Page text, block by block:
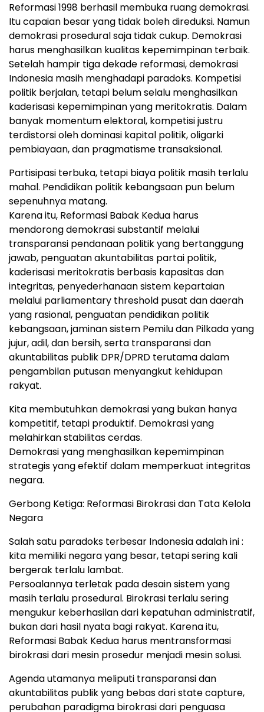
Reformasi 1998 berhasil membuka ruang demokrasi.
Itu capaian besar yang tidak boleh direduksi. Namun
demokrasi prosedural saja tidak cukup. Demokrasi
harus menghasilkan kualitas kepemimpinan terbaik.
Setelah hampir tiga dekade reformasi, demokrasi
Indonesia masih menghadapi paradoks. Kompetisi
politik berjalan, tetapi belum selalu menghasilkan
kaderisasi kepemimpinan yang meritokratis. Dalam
banyak momentum elektoral, kompetisi justru
terdistorsi oleh dominasi kapital politik, oligarki
pembiayaan, dan pragmatisme transaksional.
Partisipasi terbuka, tetapi biaya politik masih terlalu
mahal. Pendidikan politik kebangsaan pun belum
sepenuhnya matang.
Karena itu, Reformasi Babak Kedua harus
mendorong demokrasi substantif melalui
transparansi pendanaan politik yang bertanggung
jawab, penguatan akuntabilitas partai politik,
kaderisasi meritokratis berbasis kapasitas dan
integritas, penyederhanaan sistem kepartaian
melalui parliamentary threshold pusat dan daerah
yang rasional, penguatan pendidikan politik
kebangsaan, jaminan sistem Pemilu dan Pilkada yang
jujur, adil, dan bersih, serta transparansi dan
akuntabilitas publik DPR/DPRD terutama dalam
pengambilan putusan menyangkut kehidupan
rakyat.
Kita membutuhkan demokrasi yang bukan hanya
kompetitif, tetapi produktif. Demokrasi yang
melahirkan stabilitas cerdas.
Demokrasi yang menghasilkan kepemimpinan
strategis yang efektif dalam memperkuat integritas
negara.
Gerbong Ketiga: Reformasi Birokrasi dan Tata Kelola
Negara
Salah satu paradoks terbesar Indonesia adalah ini :
kita memiliki negara yang besar, tetapi sering kali
bergerak terlalu lambat.
Persoalannya terletak pada desain sistem yang
masih terlalu prosedural. Birokrasi terlalu sering
mengukur keberhasilan dari kepatuhan administratif,
bukan dari hasil nyata bagi rakyat. Karena itu,
Reformasi Babak Kedua harus mentransformasi
birokrasi dari mesin prosedur menjadi mesin solusi.
Agenda utamanya meliputi transparansi dan
akuntabilitas publik yang bebas dari state capture,
perubahan paradigma birokrasi dari penguasa